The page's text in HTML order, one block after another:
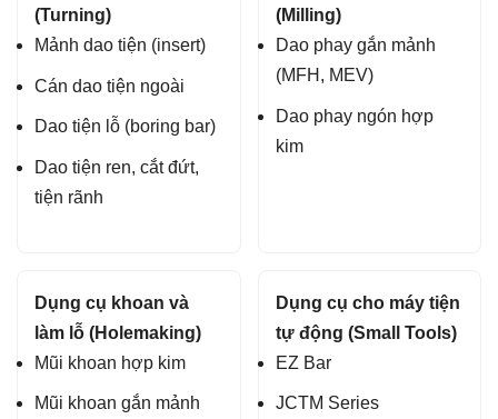
(Turning)
Mảnh dao tiện (insert)
Cán dao tiện ngoài
Dao tiện lỗ (boring bar)
Dao tiện ren, cắt đứt,
tiện rãnh
(Milling)
Dao phay gắn mảnh
(MFH, MEV)
Dao phay ngón hợp
kim
Dụng cụ khoan và
làm lỗ (Holemaking)
Mũi khoan hợp kim
Mũi khoan gắn mảnh
Dụng cụ cho máy tiện
tự động (Small Tools)
EZ Bar
JCTM Series